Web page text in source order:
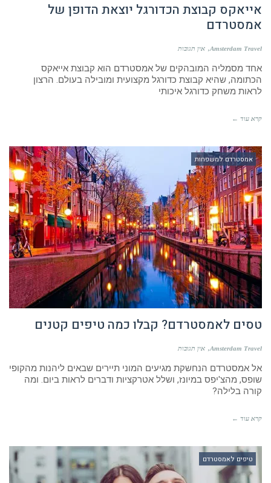
אייאקס קבוצת הכדורגל יוצאת הדופן של
אמסטרדם
Amsterdam Travel אין תגובות
אחד מסמליה המובהקים של אמסטרדם הוא קבוצת אייאקס
הכתומה, שהיא קבוצת כדורגל מקצועית ומובילה בעולם. הרצון
לראות משחק כדורגל איכותי
קרא עוד ←
אמסטרדם למשפחות
טסים לאמסטרדם? קבלו כמה טיפים קטנים
Amsterdam Travel אין תגובות
אל אמסטרדם הנחשקת מגיעים המוני תיירים שבאים ליהנות מהקופי
שופס, מהצ'יפס במיונז, ושלל אטרקציות ודברים לראות ביום. ומה
קורה בלילה?
קרא עוד ←
טיפים לאמסטרדם